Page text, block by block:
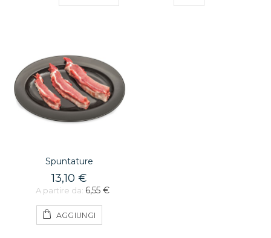
Spuntature
13,10 €
A partire da: 6,55 €
AGGIUNGI